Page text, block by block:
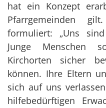
hat ein Konzept
Pfarrgemeinden
formuliert: „Uns
Junge Menschen
Kirchorten sicher
können. Ihre Eltern
sich auf uns
hilfebedürftigen